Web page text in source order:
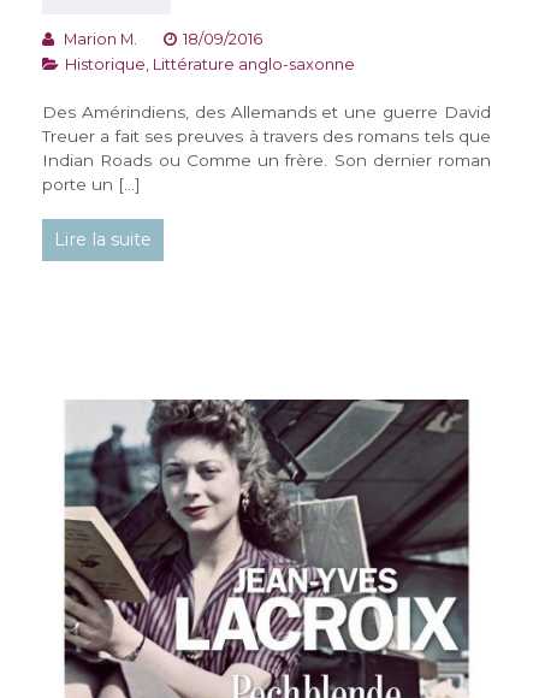
Marion M.
18/09/2016
Historique Littérature anglo-saxonne
Des Amérindiens, des Allemands et une guerre David
Treuer a fait ses preuves à travers des romans tels que
Indian Roads ou Comme un frère. Son dernier roman
porte un […]
Lire la suite